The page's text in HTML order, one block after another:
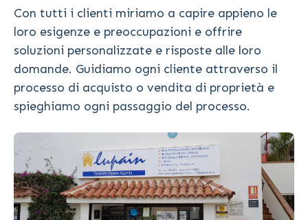
Con tutti i clienti miriamo a capire appieno le
loro esigenze e preoccupazioni e offrire
soluzioni personalizzate e risposte alle loro
domande. Guidiamo ogni cliente attraverso il
processo di acquisto o vendita di proprietà e
spieghiamo ogni passaggio del processo.